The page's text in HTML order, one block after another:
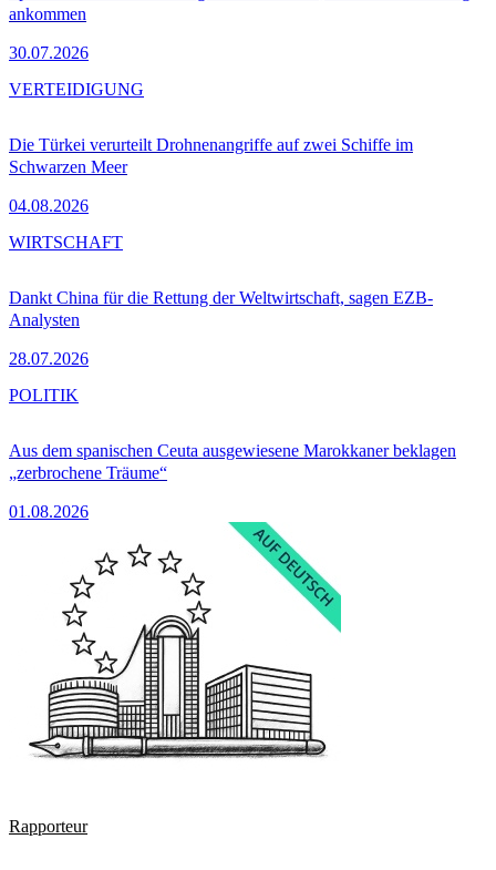
ankommen
30.07.2026
Die Türkei verurteilt Drohnenangriffe auf zwei Schiffe im
Schwarzen Meer
04.08.2026
VERTEIDIGUNG
Dankt China für die Rettung der Weltwirtschaft, sagen EZB-
Analysten
28.07.2026
WIRTSCHAFT
Aus dem spanischen Ceuta ausgewiesene Marokkaner beklagen
„zerbrochene Träume“
01.08.2026
POLITIK
Rapporteur